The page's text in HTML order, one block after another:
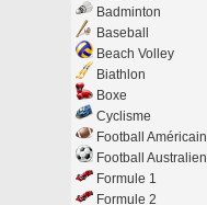
Badminton
Baseball
Beach Volley
Biathlon
Boxe
Cyclisme
Football Américain
Football Australien
Formule 1
Formule 2